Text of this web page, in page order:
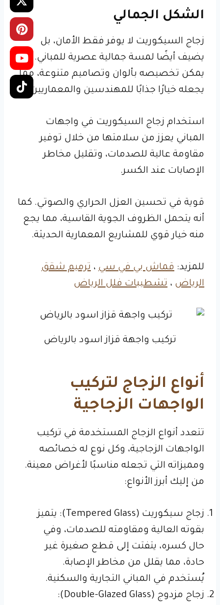
الشكل الجمالي
زجاج السيكوريت لا يوفر فقط الأمان، بل
يضيف أيضًا لمسة جمالية عصرية للمباني.
يمكن تخصيصه بألوان وتصاميم متنوعة، مما
يجعله خيارًا جذابًا للمهندسين والمعماريين.
استخدام زجاج السيكوريت في واجهات
المباني يعزز من سلامتها من خلال توفير
مقاومة عالية للصدمات، وتقليل مخاطر
الإصابات عند الكسر.
قوية في تحسين العزل الحراري والصوتي. كما
أنه يتحمل الظروف الجوية القاسية، مما يجع
منه خيار قوي للمشاريع المعمارية الحديثة.
للمزيد: قماش بي في سي ، ترميم شقق
الرياض ، تشطيبات فلل الرياض
تركيب واجهة قزاز اسود بالرياض
أنواع الزجاج لتركيب
الواجهات الزجاجية
تتعدد أنواع الزجاج المستخدمة في تركيب
الواجهات الزجاجية، وكل نوع له خصائصه
ومميزاته التي تجعله مناسبًا لأغراض معينة.
من إليك أبرز الأنواع:
زجاج سيكوريت (Tempered Glass): يتميز
بقوته العالية ومقاومته للصدمات، وفي
حال كسره، يتفتت إلى قطع صغيرة غير
حادة، مما يقلل من مخاطر الإصابة.
يُستخدم في المباني التجارية والسكنية.
زجاج مزدوج (Double-Glazed Glass):